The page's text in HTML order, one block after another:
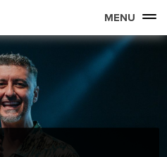
MENU